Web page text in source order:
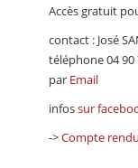
Accès gratuit
contact : José
téléphone 04 90
par Email
infossur
->Compte